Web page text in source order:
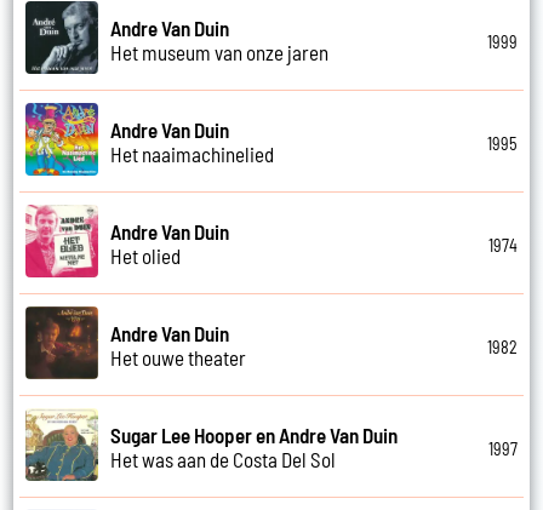
Andre Van Duin
Het museum van onze jaren
1999
Andre Van Duin
Het naaimachinelied
1995
Andre Van Duin
Het olied
1974
Andre Van Duin
Het ouwe theater
1982
Sugar Lee Hooper en Andre Van Duin
Het was aan de Costa Del Sol
1997